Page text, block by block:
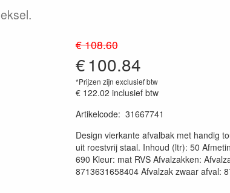
€ 108.60
€100.84
*Prijzen zijn exclusief btw
€ 122.02 inclusief btw
Artikelcode: 31667741
Design vierkante afvalbak met handig
uit roestvrij staal. Inhoud (ltr): 50
690 Kleur: mat RVS Afvalzakken:
8713631658404 Afvalzak zwaar afval: